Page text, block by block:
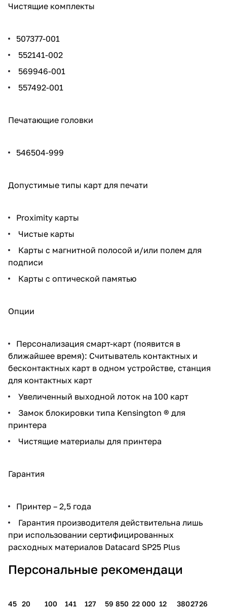
Чистящие комплекты
507377-001
552141-002
569946-001
557492-001
Печатающие головки
546504-999
Допустимые типы карт для печати
Proximity карты
Чистые карты
Карты с магнитной полосой и/или полем для
подписи
Карты с оптической памятью
Опции
Персонализация смарт-карт (появится в
ближайшее время): Считыватель контактных и
бесконтактных карт в одном устройстве, станция
для контактных карт
Увеличенный выходной лоток на 100 карт
Замок блокировки типа Kensington ® для
принтера
Чистящие материалы для принтера
Гарантия
Принтер – 2,5 года
Гарантия производителя действительна лишь
при использовании сертифицированных
расходных материалов Datacard SP25 Plus
Персональные рекомендаци
45
20
100
141
127
59 850 22 000 12
3802726